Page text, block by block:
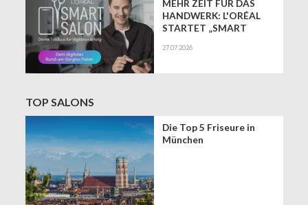
MEHR ZEIT FÜR DAS
HANDWERK: L'ORÉAL
STARTET „SMART
EXKLUSIVEN BUSINESS-
27.07.2026
TOP SALONS
Die Top 5 Friseure in
München